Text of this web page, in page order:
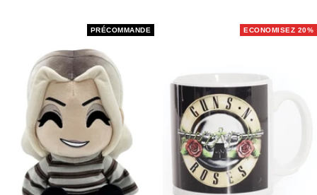
PRÉCOMMANDE ECONOMISEZ 20%